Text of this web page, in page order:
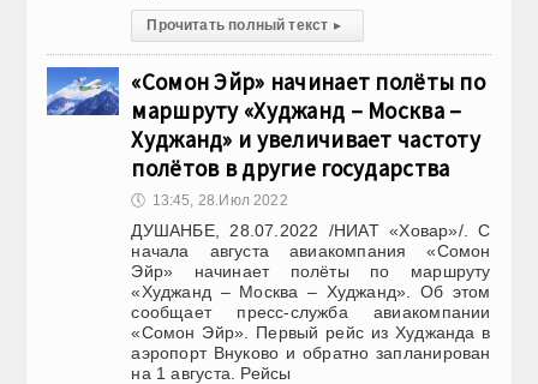
Прочитать полный текст ▸
«Сомон Эйр» начинает полёты по
маршруту «Худжанд – Москва –
Худжанд» и увеличивает частоту
полётов в другие государства
🕔 13:45, 28.Июл 2022
ДУШАНБЕ, 28.07.2022 /НИАТ «Ховар»/. С
начала августа авиакомпания «Сомон
Эйр» начинает полёты по маршруту
«Худжанд – Москва – Худжанд». Об этом
сообщает пресс-служба авиакомпании
«Сомон Эйр». Первый рейс из Худжанда в
аэропорт Внуково и обратно запланирован
на 1 августа. Рейсы